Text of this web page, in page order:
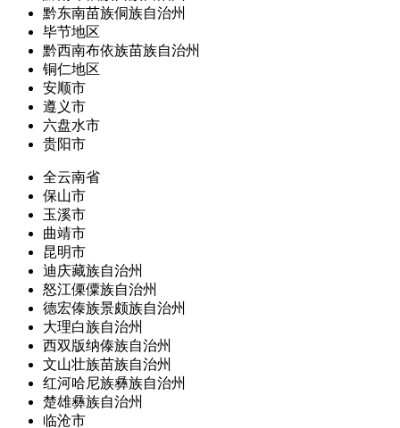
黔东南苗族侗族自治州
毕节地区
黔西南布依族苗族自治州
铜仁地区
安顺市
遵义市
六盘水市
贵阳市
全云南省
保山市
玉溪市
曲靖市
昆明市
迪庆藏族自治州
怒江傈僳族自治州
德宏傣族景颇族自治州
大理白族自治州
西双版纳傣族自治州
文山壮族苗族自治州
红河哈尼族彝族自治州
楚雄彝族自治州
临沧市